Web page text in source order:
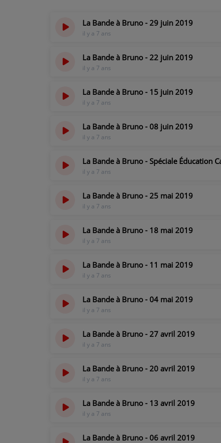
VOTRE PUBLICITÉ SUR PONTACQ RADIO
EN QUOI ÇA CONSISTE ?
VENEZ DANS LE PUBLIC !
CRÉATIONS AUDIOVISUELLES
La Bande à Bruno - 29 juin 2019
il y a 7 ans
La Bande à Bruno - 22 juin 2019
il y a 7 ans
La Bande à Bruno - 15 juin 2019
il y a 7 ans
La Bande à Bruno - 08 juin 2019
il y a 7 ans
La Bande à Bruno - Spéciale Éducation
il y a 7 ans
La Bande à Bruno - 25 mai 2019
il y a 7 ans
La Bande à Bruno - 18 mai 2019
il y a 7 ans
La Bande à Bruno - 11 mai 2019
il y a 7 ans
La Bande à Bruno - 04 mai 2019
il y a 7 ans
La Bande à Bruno - 27 avril 2019
il y a 7 ans
La Bande à Bruno - 20 avril 2019
il y a 7 ans
La Bande à Bruno - 13 avril 2019
il y a 7 ans
La Bande à Bruno - 06 avril 2019